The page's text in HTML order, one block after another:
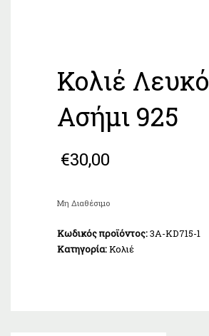
Κολιέ Λευκό
Ασήμι 925
€30,00
Μη Διαθέσιμο
Κωδικός προϊόντος:3A-KD715-1
Κατηγορία:Κολιέ